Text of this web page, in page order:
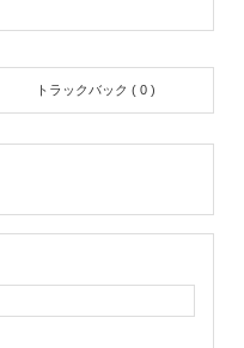
トラックバック ( 0 )